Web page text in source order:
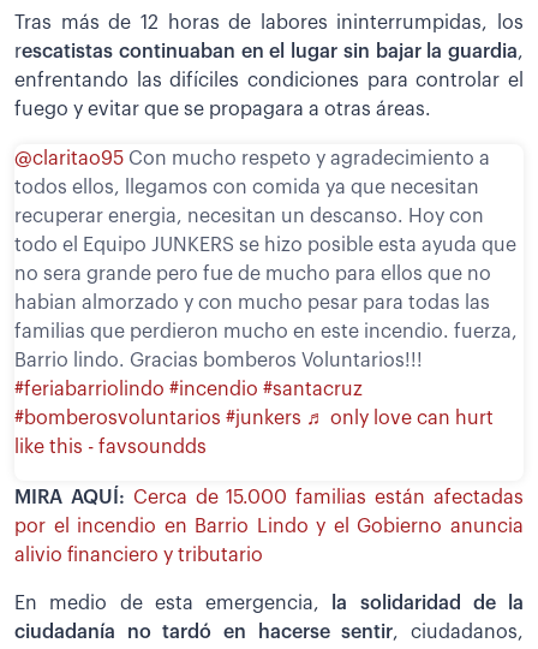
Tras más de 12 horas de labores ininterrumpidas, los
rescatistas continuaban en el lugar sin bajar la guardia,
enfrentando las difíciles condiciones para controlar el
fuego y evitar que se propagara a otras áreas.
@claritao95 Con mucho respeto y agradecimiento a
todos ellos, llegamos con comida ya que necesitan
recuperar energia, necesitan un descanso. Hoy con
todo el Equipo JUNKERS se hizo posible esta ayuda que
no sera grande pero fue de mucho para ellos que no
habian almorzado y con mucho pesar para todas las
familias que perdieron mucho en este incendio. fuerza,
Barrio lindo. Gracias bomberos Voluntarios!!!
#feriabarriolindo #incendio #santacruz
#bomberosvoluntarios #junkers ♬ only love can hurt
like this - favsoundds
MIRA AQUÍ: Cerca de 15.000 familias están afectadas
por el incendio en Barrio Lindo y el Gobierno anuncia
alivio financiero y tributario
En medio de esta emergencia,
la solidaridad de la
ciudadanía no tardó en hacerse sentir, ciudadanos,